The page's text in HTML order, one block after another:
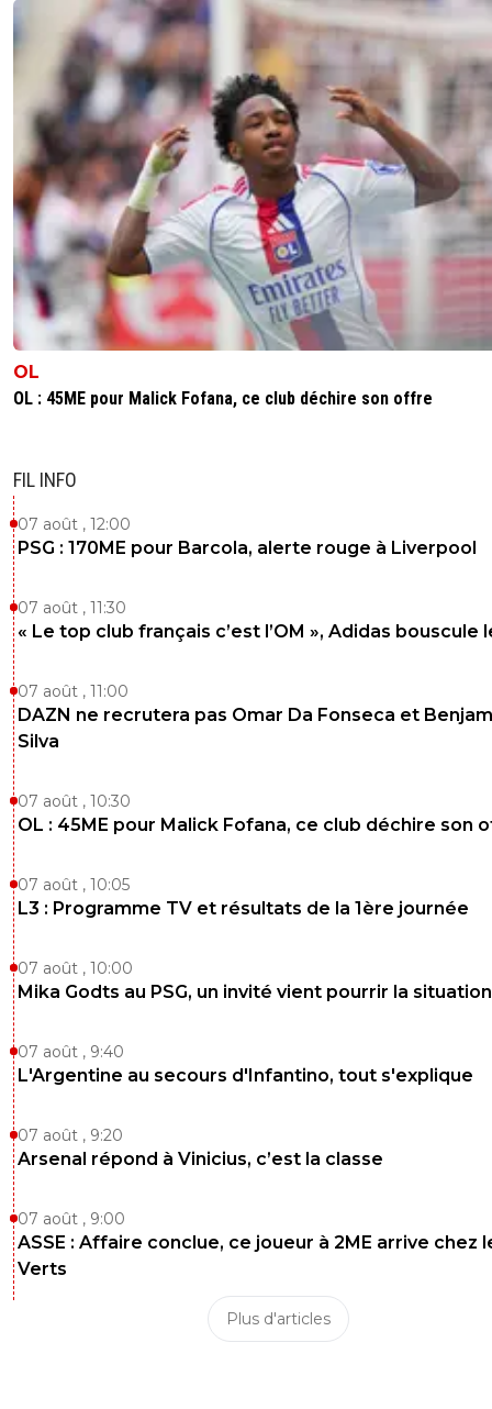
OL
OL : 45ME pour Malick Fofana, ce club déchire son offre
FIL INFO
07 août , 12:00
PSG : 170ME pour Barcola, alerte rouge à Liverpool
07 août , 11:30
« Le top club français c’est l’OM », Adidas bouscule
07 août , 11:00
DAZN ne recrutera pas Omar Da Fonseca et
Silva
07 août , 10:30
OL : 45ME pour Malick Fofana, ce club déchire son
07 août , 10:05
L3 : Programme TV et résultats de la 1ère journée
07 août , 10:00
Mika Godts au PSG, un invité vient pourrir la situation
07 août , 9:40
L'Argentine au secours d'Infantino, tout s'explique
07 août , 9:20
Arsenal répond à Vinicius, c’est la classe
07 août , 9:00
ASSE : Affaire conclue, ce joueur à 2ME arrive chez
Verts
Plus d'articles